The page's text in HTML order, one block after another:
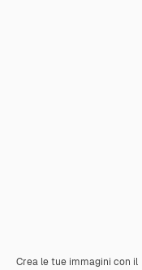
Crea le tue immagini con il